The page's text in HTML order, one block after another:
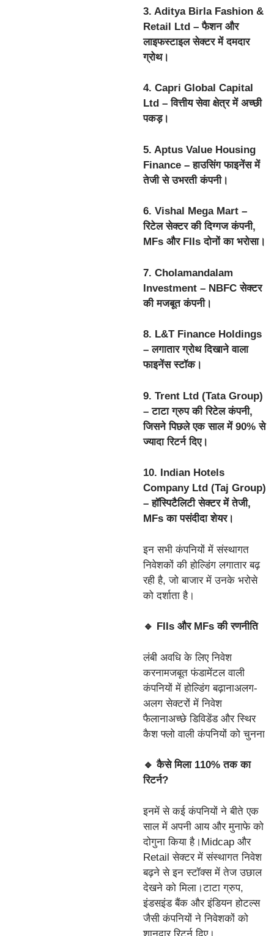
3. Aditya Birla Fashion &
Retail Ltd – फैशन और
लाइफस्टाइल सेक्टर में दमदार
ग्रोथ।
4. Capri Global Capital
Ltd – वित्तीय सेवा क्षेत्र में अच्छी
पकड़।
5. Aptus Value Housing
Finance – हाउसिंग फाइनेंस में
तेजी से उभरती कंपनी।
6. Vishal Mega Mart –
रिटेल सेक्टर की दिग्गज कंपनी,
MFs और FIIs दोनों का भरोसा।
7. Cholamandalam
Investment – NBFC सेक्टर
की मजबूत कंपनी।
8. L&T Finance Holdings
– लगातार ग्रोथ दिखाने वाला
फाइनेंस स्टॉक।
9. Trent Ltd (Tata Group)
– टाटा ग्रुप की रिटेल कंपनी,
जिसने पिछले एक साल में 90% से
ज्यादा रिटर्न दिए।
10. Indian Hotels
Company Ltd (Taj Group)
– हॉस्पिटैलिटी सेक्टर में तेजी,
MFs का पसंदीदा शेयर।
इन सभी कंपनियों में संस्थागत
निवेशकों की होल्डिंग लगातार बढ़
रही है, जो बाजार में उनके भरोसे
को दर्शाता है।
🔹 FIIs और MFs की रणनीति
लंबी अवधि के लिए निवेश
करनामजबूत फंडामेंटल वाली
कंपनियों में होल्डिंग बढ़ानाअलग-
अलग सेक्टरों में निवेश
फैलानाअच्छे डिविडेंड और स्थिर
कैश फ्लो वाली कंपनियों को चुनना
🔹 कैसे मिला 110% तक का
रिटर्न?
इनमें से कई कंपनियों ने बीते एक
साल में अपनी आय और मुनाफे को
दोगुना किया है।Midcap और
Retail सेक्टर में संस्थागत निवेश
बढ़ने से इन स्टॉक्स में तेज उछाल
देखने को मिला।टाटा ग्रुप,
इंडसइंड बैंक और इंडियन होटल्स
जैसी कंपनियों ने निवेशकों को